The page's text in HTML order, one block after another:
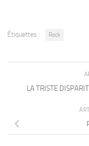
Étiquettes : Rock
LA TRISTE